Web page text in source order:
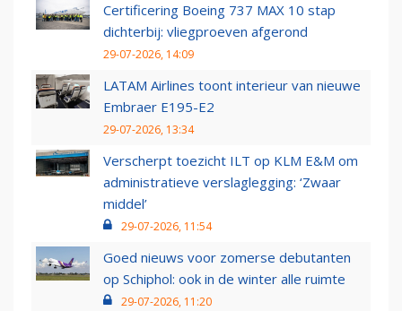
Certificering Boeing 737 MAX 10 stap
dichterbij: vliegproeven afgerond
29-07-2026, 14:09
LATAM Airlines toont interieur van nieuwe
Embraer E195-E2
29-07-2026, 13:34
Verscherpt toezicht ILT op KLM E&M om
administratieve verslaglegging: ‘Zwaar
middel’
29-07-2026, 11:54
Goed nieuws voor zomerse debutanten
op Schiphol: ook in de winter alle ruimte
29-07-2026, 11:20